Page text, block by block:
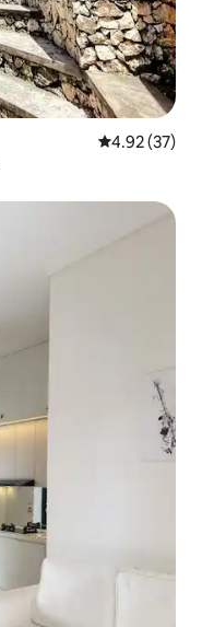
レビュー37
4.92 (37)